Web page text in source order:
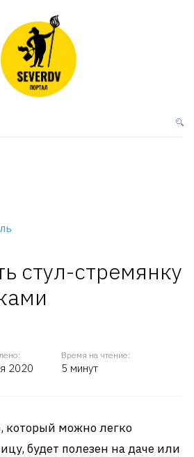
стул-стремянку
2020
Время на чтение:
5 минут
который можно легко
будет полезен на даче или